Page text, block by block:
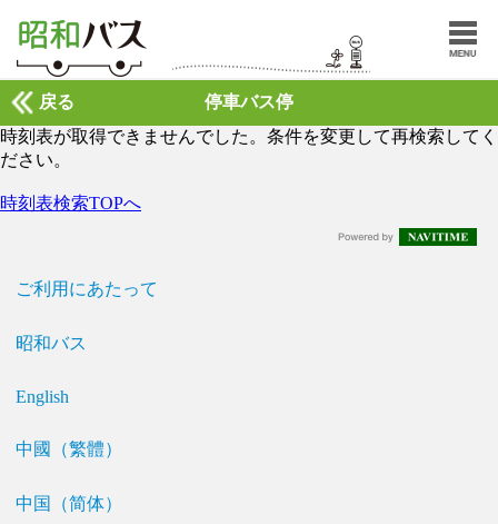
停車バス停
戻る
時刻表が取得できませんでした。条件を変更して再検索してく
ださい。
時刻表検索TOPへ
ご利用にあたって
昭和バス
English
中國（繁體）
中国（简体）